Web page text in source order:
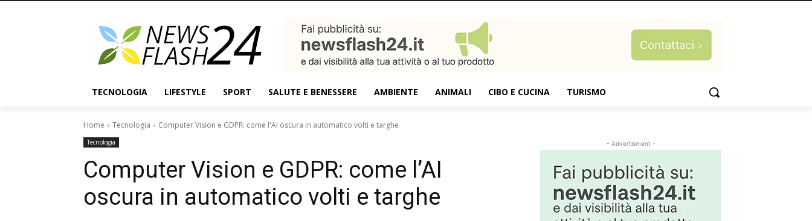
TECNOLOGIA LIFESTYLE SPORT SALUTE E BENESSERE AMBIENTE ANIMALI CIBO E CUCINA TURISMO
Home Tecnologia Computer Vision e GDPR: come l'AI oscura in automatico volti e targhe
Tecnologia
Computer Vision e GDPR: come l’AI
oscura in automatico volti e targhe
- Advertisment -